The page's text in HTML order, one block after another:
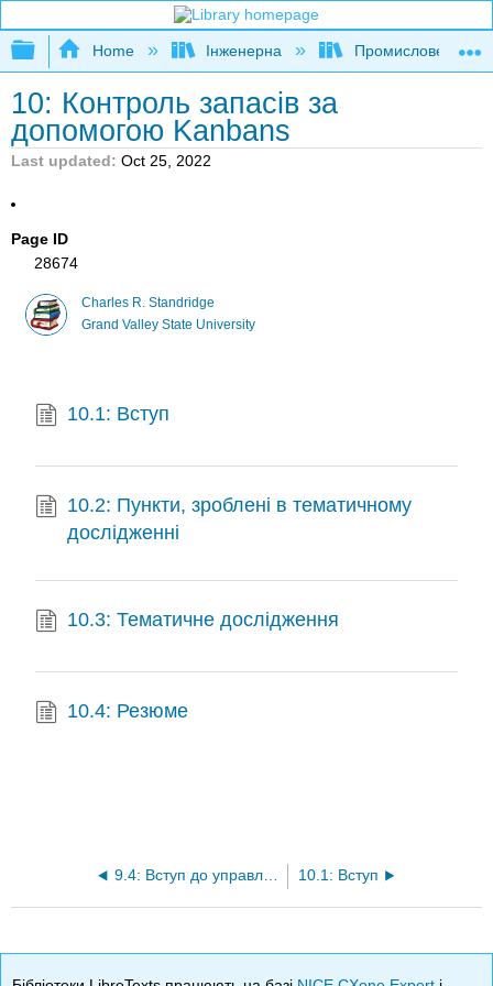
Expand/collapse global hierarchy
Home Інженерна Промислове та
10: Контроль запасів за
допомогою Kanbans
Last updated Oct 25, 2022
Page ID
28674
Charles R. Standridge
Grand Valley State University
10.1: Вступ
10.2: Пункти, зроблені в тематичному
дослідженні
10.3: Тематичне дослідження
10.4: Резюме
9.4: Вступ до управління запасами Pull 10.1: Вступ